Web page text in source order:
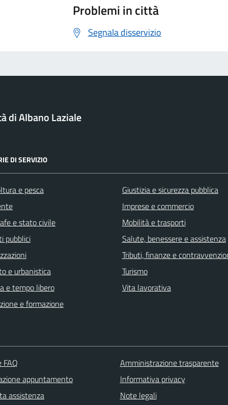
Problemi in città
Segnala disservizio
di Albano Laziale
DI SERVIZIO
e pesca
e stato civile
pubblici
e urbanistica
e tempo libero
e formazione
Giustizia e sicurezza pubblica
Imprese e commercio
Mobilità e trasporti
Salute, benessere e assistenza
Tributi, finanze e
Turismo
Vita lavorativa
FAQ
appuntamento
assistenza
Amministrazione trasparente
Informativa privacy
Note legali